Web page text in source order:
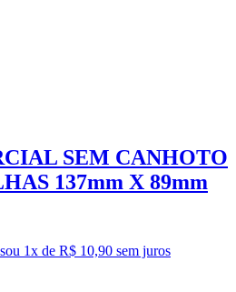
SEM CANHOTO
137mm X 89mm
ou 1x de R$ 10,90 sem juros